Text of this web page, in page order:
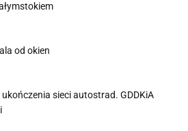
od okien
sieci autostrad. GDDKiA